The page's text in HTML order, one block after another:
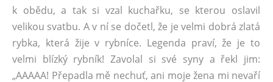
k obědu, a tak si vzal kuchařku, se kterou oslavil
velikou svatbu. A v ní se dočetl, že je velmi dobrá zlatá
rybka, která žije v rybníce. Legenda praví, že je to
velmi blízký rybník! Zavolal si své syny a řekl jim:
„AAAAA! Přepadla mě nechuť, ani moje žena mi nevaří